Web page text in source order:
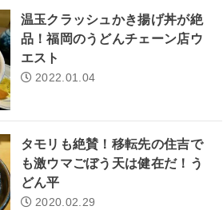
温玉クラッシュかき揚げ丼が絶
品！福岡のうどんチェーン店ウ
エスト
2022.01.04
タモリも絶賛！移転先の住吉で
も激ウマごぼう天は健在だ！う
どん平
2020.02.29